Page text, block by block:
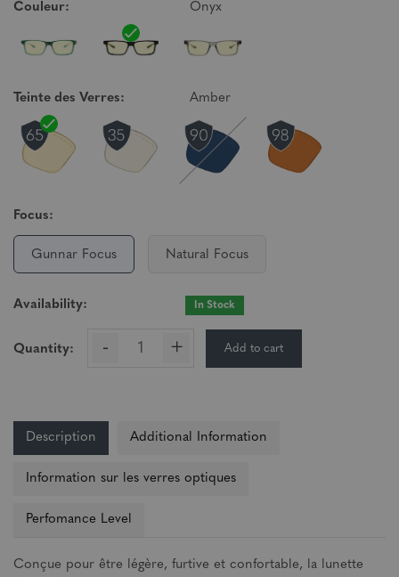
Couleur: Onyx
Teinte des Verres: Amber
Focus:
Gunnar Focus Natural Focus
Availability: In Stock
Quantity: - + Add to cart
Description Additional Information
Information sur les verres optiques
Perfomance Level
Conçue pour être légère, furtive et confortable, la lunette